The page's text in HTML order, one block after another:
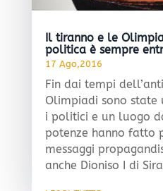
Il tiranno e le
politica è sempre
17 Ago,2016
Fin dai tempi
Olimpiadi sono state
i politici e un luogo
potenze hanno fatto
messaggi
anche Dioniso I di